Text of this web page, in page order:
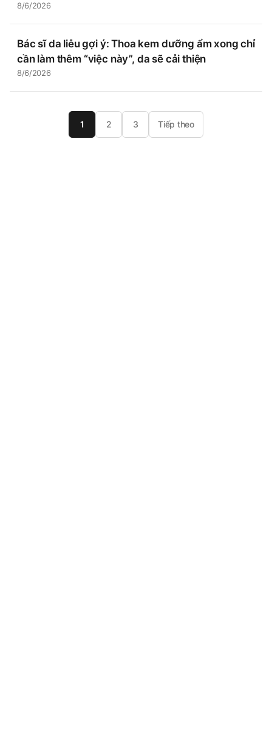
8/6/2026
Bác sĩ da liễu gợi ý: Thoa kem dưỡng ẩm xong chỉ
cần làm thêm “việc này”, da sẽ cải thiện
8/6/2026
1 2 3 Tiếp theo